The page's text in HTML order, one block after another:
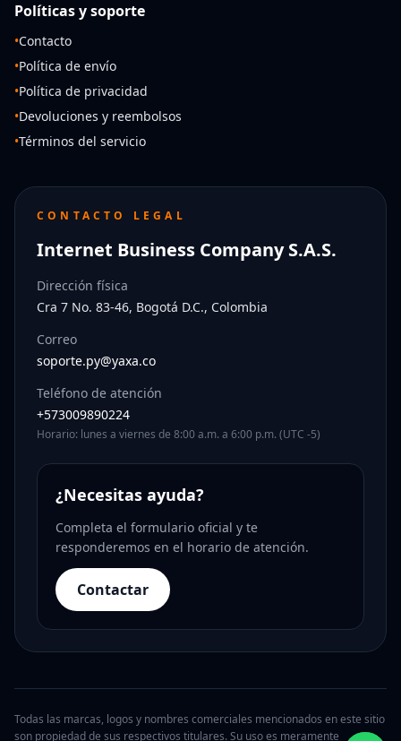
Políticas y soporte
•Contacto
•Política de envío
•Política de privacidad
•Devoluciones y reembolsos
•Términos del servicio
CONTACTO LEGAL
Internet Business Company S.A.S.
Dirección física
Cra 7 No. 83-46, Bogotá D.C., Colombia
Correo
soporte.py@yaxa.co
Teléfono de atención
+573009890224
Horario: lunes a viernes de 8:00 a.m. a 6:00 p.m. (UTC -5)
¿Necesitas ayuda?
Completa el formulario oficial y te
responderemos en el horario de atención.
Contactar
Todas las marcas, logos y nombres comerciales mencionados en este sitio
son propiedad de sus respectivos titulares. Su uso es meramente